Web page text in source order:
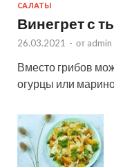
САЛАТЫ
Винегрет с
26.03.2021 - от admin
Вместо грибов
огурцы или